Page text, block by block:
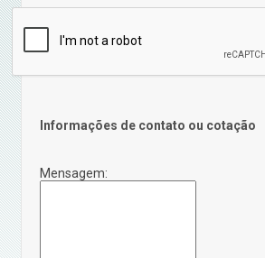
Informações de contato ou cotação
Mensagem: